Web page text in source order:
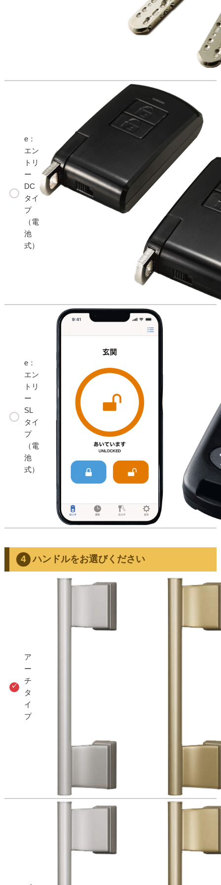
e：
エン
トリ
ー
DC
タイ
プ
（電
池
式）
e：
エン
トリ
ー
SL
タイ
プ
（電
池
式）
ハンドルをお選びください
ア
ー
チ
タ
イ
プ